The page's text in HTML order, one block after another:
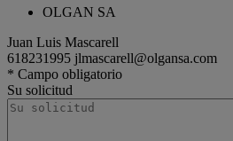
OLGAN SA
Juan Luis Mascarell
618231995 jlmascarell@olgansa.com
tractor
Renault Trucks T
* Campo obligatorio
Su solicitud